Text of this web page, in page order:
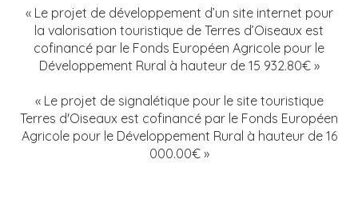
« Le projet de développement d’un site internet pour
la valorisation touristique de Terres d’Oiseaux est
cofinancé par le Fonds Européen Agricole pour le
Développement Rural à hauteur de 15 932.80€ »
« Le projet de signalétique pour le site touristique
Terres d'Oiseaux est cofinancé par le Fonds Européen
Agricole pour le Développement Rural à hauteur de 16
000.00€ »